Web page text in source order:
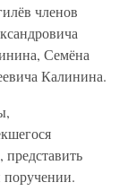
членов
Семёна
Калинина.